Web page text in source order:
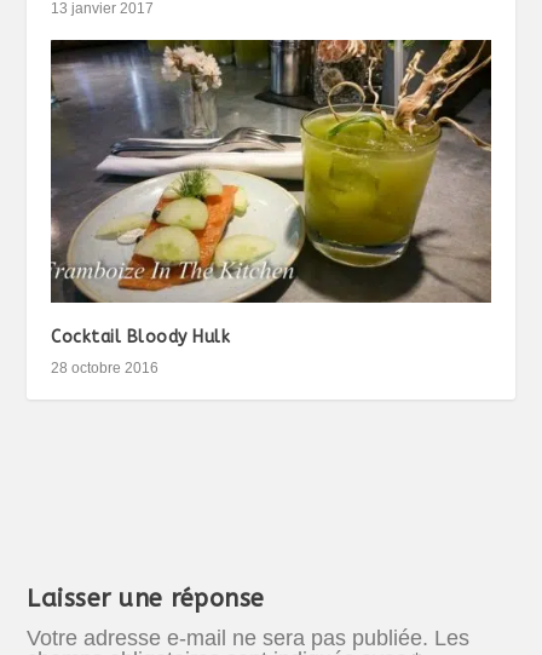
13 janvier 2017
Cocktail Bloody Hulk
28 octobre 2016
Laisser une réponse
Votre adresse e-mail ne sera pas publiée. Les